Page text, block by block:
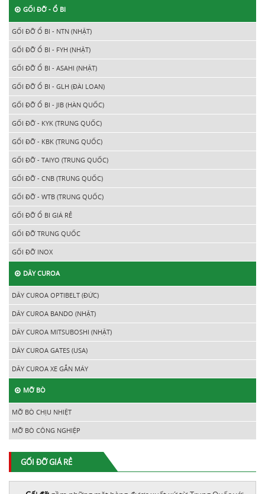
GỐI ĐỠ - Ổ BI
GỐI ĐỠ Ổ BI - NTN (NHẬT)
GỐI ĐỠ Ổ BI - FYH (NHẬT)
GỐI ĐỠ Ổ BI - ASAHI (NHẬT)
GỐI ĐỠ Ổ BI - GLH (ĐÀI LOAN)
GỐI ĐỠ Ổ BI - JIB (HÀN QUỐC)
GỐI ĐỠ - KYK (TRUNG QUỐC)
GỐI ĐỠ - KBK (TRUNG QUỐC)
GỐI ĐỠ - TAIYO (TRUNG QUỐC)
GỐI ĐỠ - CNB (TRUNG QUỐC)
GỐI ĐỠ - WTB (TRUNG QUỐC)
GỐI ĐỠ Ổ BI GIÁ RẺ
GỐI ĐỠ TRUNG QUỐC
GỐI ĐỠ INOX
DÂY CUROA
DÂY CUROA OPTIBELT (ĐỨC)
DÂY CUROA BANDO (NHẬT)
DÂY CUROA MITSUBOSHI (NHẬT)
DÂY CUROA GATES (USA)
DÂY CUROA XE GẮN MÁY
MỠ BÒ
MỠ BÒ CHỊU NHIỆT
MỠ BÒ CÔNG NGHIỆP
GỐI ĐỠ GIÁ RẺ